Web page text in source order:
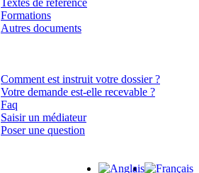
Textes de référence
Formations
Autres documents
Comment est instruit votre dossier ?
Votre demande est-elle recevable ?
Faq
Saisir un médiateur
Poser une question